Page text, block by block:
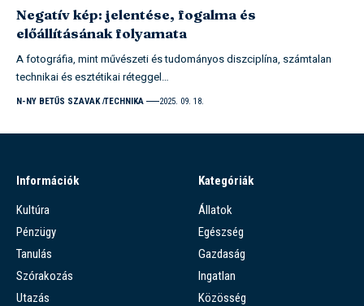
Negatív kép: jelentése, fogalma és
előállításának folyamata
A fotográfia, mint művészeti és tudományos diszciplína, számtalan
technikai és esztétikai réteggel…
N-NY BETŰS SZAVAK TECHNIKA 2025. 09. 18.
Információk
Kultúra
Pénzügy
Tanulás
Szórakozás
Utazás
Kategóriák
Állatok
Egészség
Gazdaság
Ingatlan
Közösség